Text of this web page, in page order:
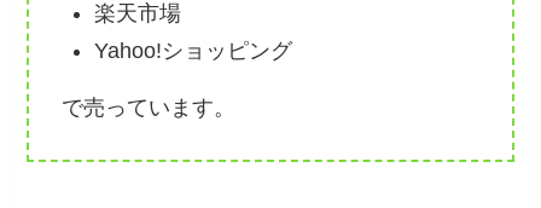
楽天市場
Yahoo!ショッピング
で売っています。